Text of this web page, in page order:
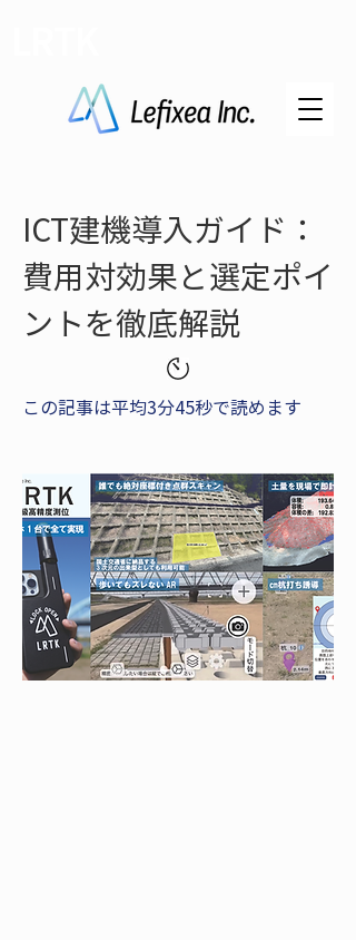
ICT建機導入ガイド：
費用対効果と選定ポイ
ントを徹底解説
この記事は平均3分45秒で読めます